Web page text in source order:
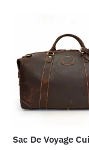
Sac De Voyage